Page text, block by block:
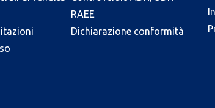
RAEE
Dichiarazione conformità